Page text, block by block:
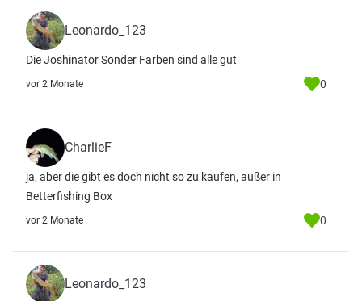
Leonardo_123
Die Joshinator Sonder Farben sind alle gut
vor 2 Monate 0
CharlieF
ja, aber die gibt es doch nicht so zu kaufen, außer in
Betterfishing Box
vor 2 Monate 0
Leonardo_123